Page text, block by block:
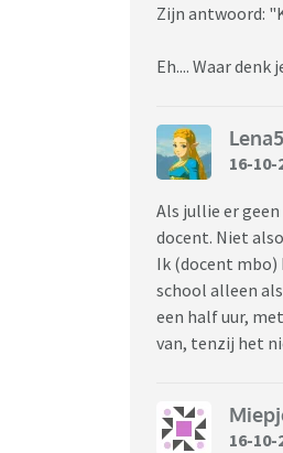
Zijn antwoord:
Eh.... Waar
16-10-
Als jullie er
docent. Niet
Ik (docent mbo)
school alleen
een half uur,
van, tenzij het
16-10-